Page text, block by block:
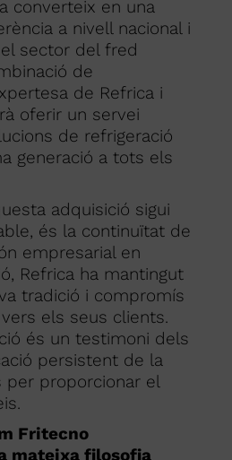
converteix en una
a nivell nacional i
sector del fred
de
de Refrica i
oferir un servei
de refrigeració
generació a tots els
adquisició sigui
és la continuïtat de
empresarial en
Refrica ha mantingut
tradició i compromís
els seus clients.
és un testimoni dels
persistent de la
per proporcionar el
Fritecno
mateixa filosofia